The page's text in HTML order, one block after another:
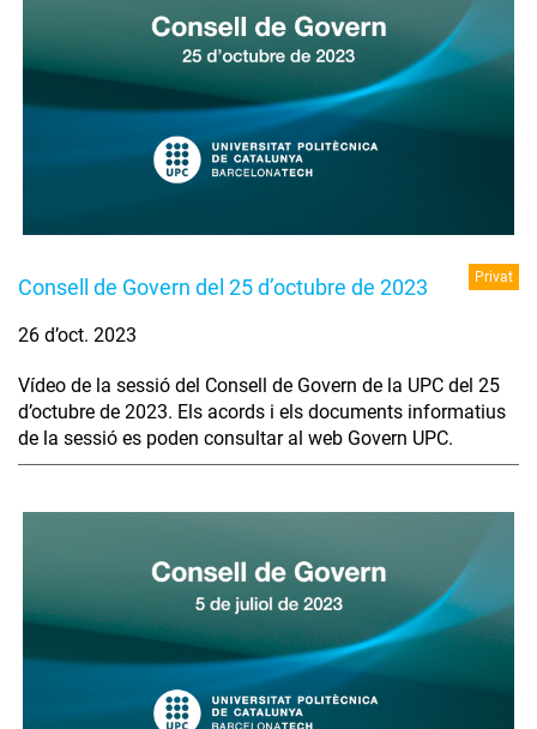
Consell de Govern del 25 d’octubre de 2023 Privat
26 d’oct. 2023
Vídeo de la sessió del Consell de Govern de la UPC del 25
d’octubre de 2023. Els acords i els documents informatius
de la sessió es poden consultar al web Govern UPC.